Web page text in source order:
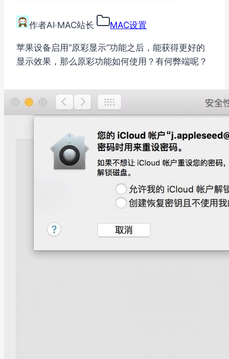
作者AI·MAC站长 MAC设置
苹果设备启用“原彩显示”功能之后，能获得更好的
显示效果，那么原彩功能如何使用？有何弊端呢？